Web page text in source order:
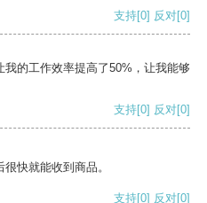
支持[0] 反对[0]
的工作效率提高了50%，让我能够
支持[0] 反对[0]
快就能收到商品。
支持[0] 反对[0]